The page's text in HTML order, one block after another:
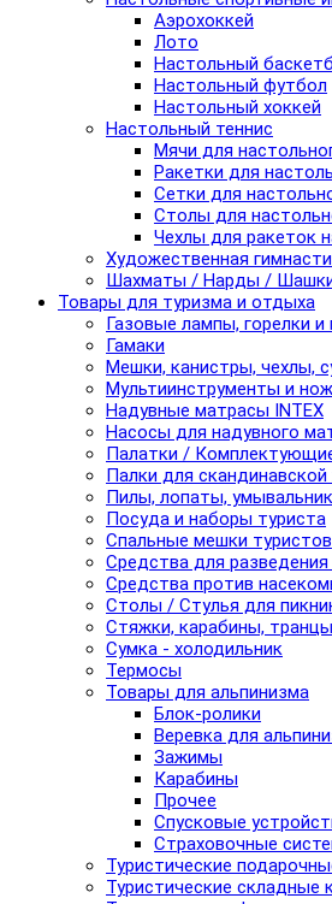
Аэрохоккей
Лото
Настольный
Настольный футбол
Настольный хоккей
Настольный теннис
Мячи для
Ракетки для
Сетки для
Столы для
Чехлы для ракеток
Художественная
Шахматы / Нарды /
Товары для туризма и отдыха
Газовые лампы, горелки
Гамаки
Мешки, канистры, чехлы,
Мультиинструменты и
Надувные матрасы INTEX
Насосы для надувного
Палатки /
Палки для
Пилы, лопаты,
Посуда и наборы туриста
Спальные мешки туристов
Средства для разведения
Средства против
Столы / Стулья для
Стяжки, карабины, транцы
Сумка - холодильник
Термосы
Товары для альпинизма
Блок-ролики
Веревка для
Зажимы
Карабины
Прочее
Спусковые
Страховочные
Туристические
Туристические складные